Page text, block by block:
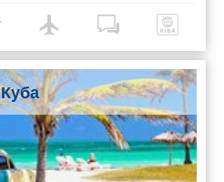
Куба